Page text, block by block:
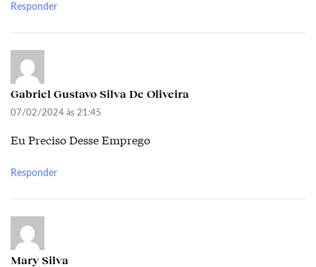
Responder
Gabriel Gustavo Silva De Oliveira
07/02/2024 às 21:45
Eu Preciso Desse Emprego
Responder
Mary Silva